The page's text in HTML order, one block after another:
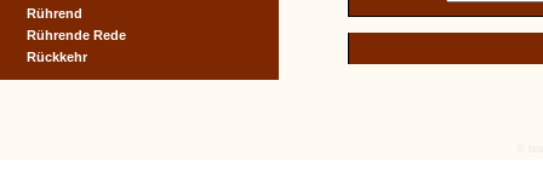
Rührend
Rührende Rede
Rückkehr